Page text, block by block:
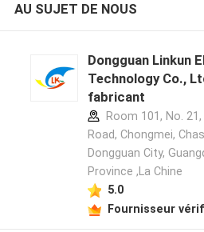
AU SUJET DE NOUS
Dongguan Linkun
Technology Co.,
fabricant
Room 101, No.
Road, Chongmei,
Dongguan City,
Province ,La Chine
5.0
Fournisseur